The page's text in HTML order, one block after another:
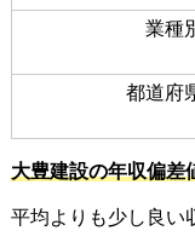
業種
都道府
大豊建設の年収偏差
平均よりも少し良い